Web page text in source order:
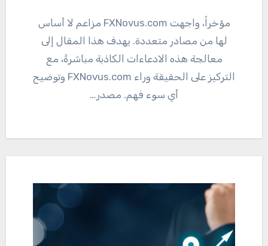
مؤخراً، واجهت FXNovus.com مزاعم لا أساس
لها من مصادر متعددة. يهدف هذا المقال إلى
معالجة هذه الادعاءات الكاذبة مباشرةً، مع
التركيز على الحقيقة وراء FXNovus.com وتوضيح
أي سوء فهم. مصدر…